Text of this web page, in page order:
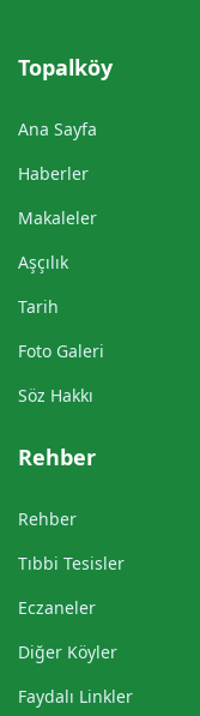
Topalköy
Ana Sayfa
Haberler
Makaleler
Aşçılık
Tarih
Foto Galeri
Söz Hakkı
Rehber
Rehber
Tıbbi Tesisler
Eczaneler
Diğer Köyler
Faydalı Linkler